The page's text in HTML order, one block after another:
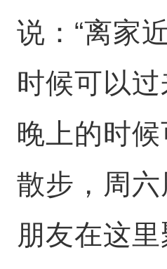
说：“离家
时候可以过
晚上的时
散步，周
朋友在这